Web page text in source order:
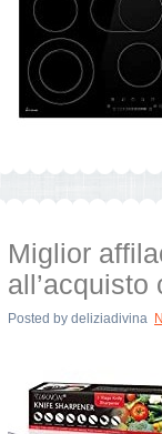
Miglior
all’acquisto
Posted by deliziadivina